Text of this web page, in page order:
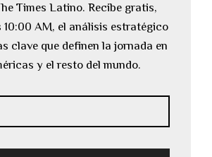
Times Latino. Recibe gratis,
10:00 AM, el análisis estratégico
clave que definen la jornada en
y el resto del mundo.